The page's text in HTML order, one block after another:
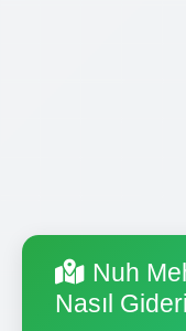
Nuh
Nasıl